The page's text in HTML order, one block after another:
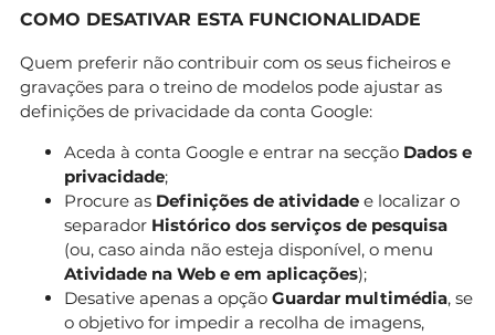
COMO DESATIVAR ESTA FUNCIONALIDADE
Quem preferir não contribuir com os seus ficheiros e
gravações para o treino de modelos pode ajustar as
definições de privacidade da conta Google:
Aceda à conta Google e entrar na secção Dados e
privacidade;
Procure as Definições de atividade e localizar o
separador Histórico dos serviços de pesquisa
(ou, caso ainda não esteja disponível, o menu
Atividade na Web e em aplicações);
Desative apenas a opção Guardar multimédia, se
o objetivo for impedir a recolha de imagens,